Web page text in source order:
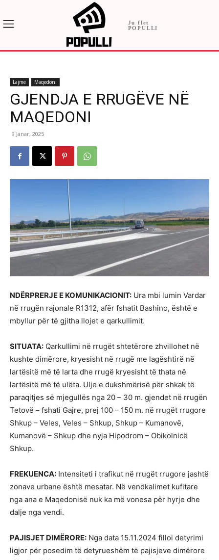
Ju flet
POPULLI
Lajme Maqedoni
GJENDJA E RRUGËVE NË
MAQEDONI
9 Janar, 2025
NDËRPRERJE E KOMUNIKACIONIT: Ura mbi lumin Vardar
në rrugën rajonale R1312, afër fshatit Bashino, është e
mbyllur për të gjitha llojet e qarkullimit.
SITUATA: Qarkullimi në rrugët shtetërore zhvillohet në
kushte dimërore, kryesisht në rrugë me lagështirë në
lartësitë më të larta dhe rrugë kryesisht të thata në
lartësitë më të ulëta. Ulje e dukshmërisë për shkak të
paraqitjes së mjegullës nga 20 – 30 m. gjendet në rrugën
Tetovë – fshati Gajre, prej 100 – 150 m. në rrugët rrugore
Shkup – Veles, Veles – Shkup, Shkup – Kumanovë,
Kumanovë – Shkup dhe nyja Hipodrom – Obikolnicë
Shkup.
FREKUENCA: Intensiteti i trafikut në rrugët rrugore jashtë
zonave urbane është mesatar. Në vendkalimet kufitare
nga ana e Maqedonisë nuk ka më vonesa për hyrje dhe
dalje nga vendi.
PAJISJET DIMËRORE: Nga data 15.11.2024 filloi detyrimi
ligjor për posedim të detyrueshëm të pajisjeve dimërore